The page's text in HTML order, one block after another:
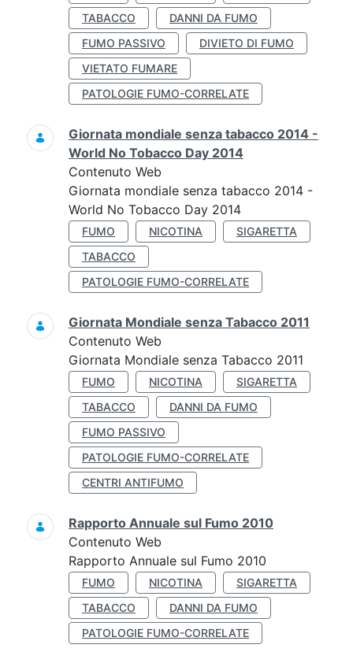
TABACCO
DANNI DA FUMO
FUMO PASSIVO
DIVIETO DI FUMO
VIETATO FUMARE
PATOLOGIE FUMO-CORRELATE
Giornata mondiale senza tabacco 2014 -
World No Tobacco Day 2014
Contenuto Web
Giornata mondiale senza tabacco 2014 -
World No Tobacco Day 2014
FUMO NICOTINA
SIGARETTA
TABACCO
PATOLOGIE FUMO-CORRELATE
Giornata Mondiale senza Tabacco 2011
Contenuto Web
Giornata Mondiale senza Tabacco 2011
FUMO NICOTINA
SIGARETTA
TABACCO
DANNI DA FUMO
FUMO PASSIVO
PATOLOGIE FUMO-CORRELATE
CENTRI ANTIFUMO
Rapporto Annuale sul Fumo 2010
Contenuto Web
Rapporto Annuale sul Fumo 2010
FUMO NICOTINA
SIGARETTA
TABACCO
DANNI DA FUMO
PATOLOGIE FUMO-CORRELATE